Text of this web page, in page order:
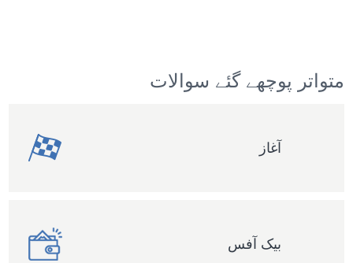
متواتر پوچھے گئے سوالات
آغاز
بیک آفس